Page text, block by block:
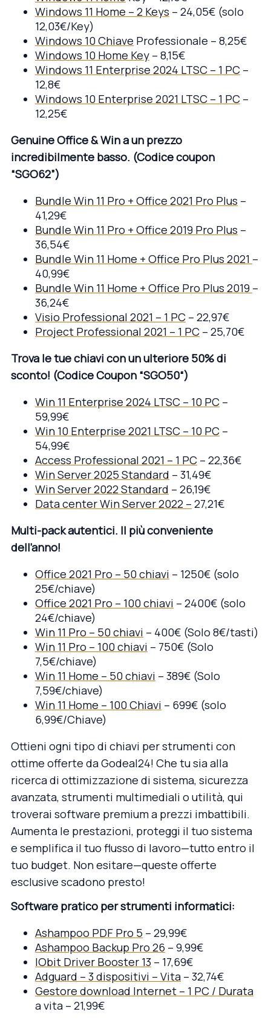
Windows 11 Home – 2 Keys – 24,05€ (solo
12,03€/Key)
Windows 10 Chiave Professionale – 8,25€
Windows 10 Home Key – 8,15€
Windows 11 Enterprise 2024 LTSC – 1 PC –
12,8€
Windows 10 Enterprise 2021 LTSC – 1 PC –
12,25€
Genuine Office & Win a un prezzo
incredibilmente basso. (Codice coupon
“SGO62”)
Bundle Win 11 Pro + Office 2021 Pro Plus –
41,29€
Bundle Win 11 Pro + Office 2019 Pro Plus –
36,54€
Bundle Win 11 Home + Office Pro Plus 2021 –
40,99€
Bundle Win 11 Home + Office Pro Plus 2019 –
36,24€
Visio Professional 2021 – 1 PC – 22,97€
Project Professional 2021 – 1 PC – 25,70€
Trova le tue chiavi con un ulteriore 50% di
sconto! (Codice Coupon “SGO50“)
Win 11 Enterprise 2024 LTSC – 10 PC –
59,99€
Win 10 Enterprise 2021 LTSC – 10 PC –
54,99€
Access Professional 2021 – 1 PC – 22,36€
Win Server 2025 Standard – 31,49€
Win Server 2022 Standard – 26,19€
Data center Win Server 2022 – 27,21€
Multi-pack autentici. Il piùconveniente
dell’anno!
Office 2021 Pro – 50 chiavi – 1250€ (solo
25€/chiave)
Office 2021 Pro – 100 chiavi – 2400€ (solo
24€/chiave)
Win 11 Pro – 50 chiavi – 400€ (Solo 8€/tasti)
Win 11 Pro – 100 chiavi – 750€ (Solo
7,5€/chiave)
Win 11 Home – 50 chiavi – 389€ (Solo
7,59€/chiave)
Win 11 Home – 100 Chiavi – 699€ (solo
6,99€/Chiave)
Ottieni ogni tipo di chiavi per strumenti con
ottime offerte da Godeal24! Che tu sia alla
ricerca di ottimizzazione di sistema, sicurezza
avanzata, strumenti multimediali o utilità, qui
troverai software premium a prezzi imbattibili.
Aumenta le prestazioni, proteggi il tuo sistema
e semplifica il tuo flusso di lavoro—tutto entro il
tuo budget. Non esitare—queste offerte
esclusive scadono presto!
Software pratico per strumenti informatici:
Ashampoo PDF Pro 5 – 29,99€
Ashampoo Backup Pro 26 – 9,99€
IObit Driver Booster 13 – 17,69€
Adguard – 3 dispositivi – Vita – 32,74€
Gestore download Internet – 1 PC / Durata
a vita – 21,99€